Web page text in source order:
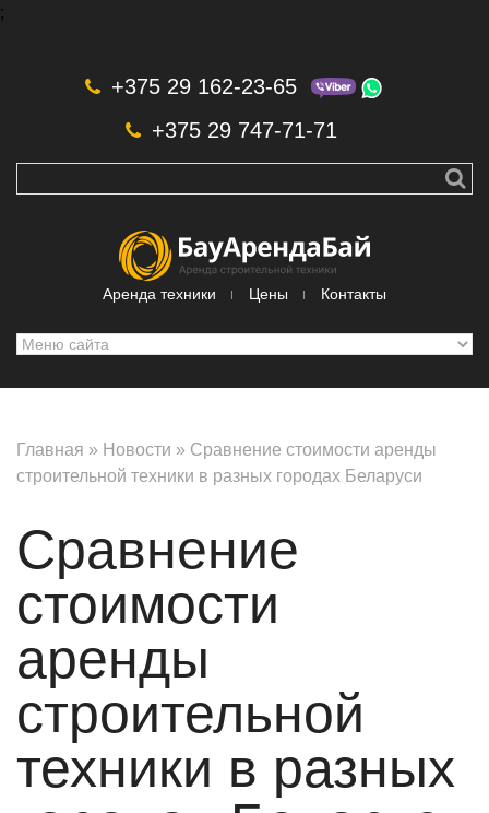
;
+375 29 162-23-65
+375 29 747-71-71
Аренда техники Цены Контакты
Главная » Новости » Сравнение стоимости аренды
строительной техники в разных городах Беларуси
Сравнение
стоимости
аренды
строительной
техники в разных